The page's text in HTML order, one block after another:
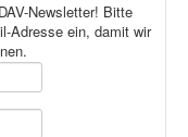
Newsletter! Bitte
Adresse ein, damit wir